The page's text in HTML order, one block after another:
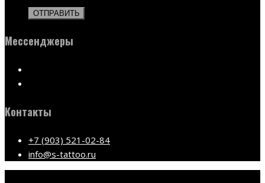
Мессенджеры
Контакты
+7 (903) 521-02-84
info@s-tattoo.ru